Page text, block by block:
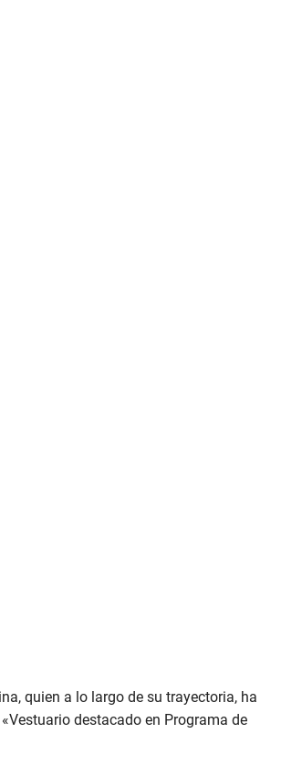
quien a lo largo de su trayectoria, ha
destacado en Programa de